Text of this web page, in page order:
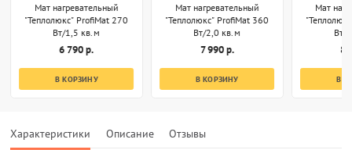
Мат нагревательный
"Теплолюкс" ProfiMat 270
Вт/1,5 кв.м
6 790 р.
В КОРЗИНУ
Мат нагревательный
"Теплолюкс" ProfiMat 360
Вт/2,0 кв.м
7 990 р.
В КОРЗИНУ
Мат
Вт/
8
В
Характеристики Описание Отзывы